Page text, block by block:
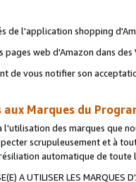
de l'application shopping
pages web d'Amazon dans
de vous notifier son
Marques du
l'utilisation des marques que
scrupuleusement et à
automatique de
A UTILISER LES MARQUES